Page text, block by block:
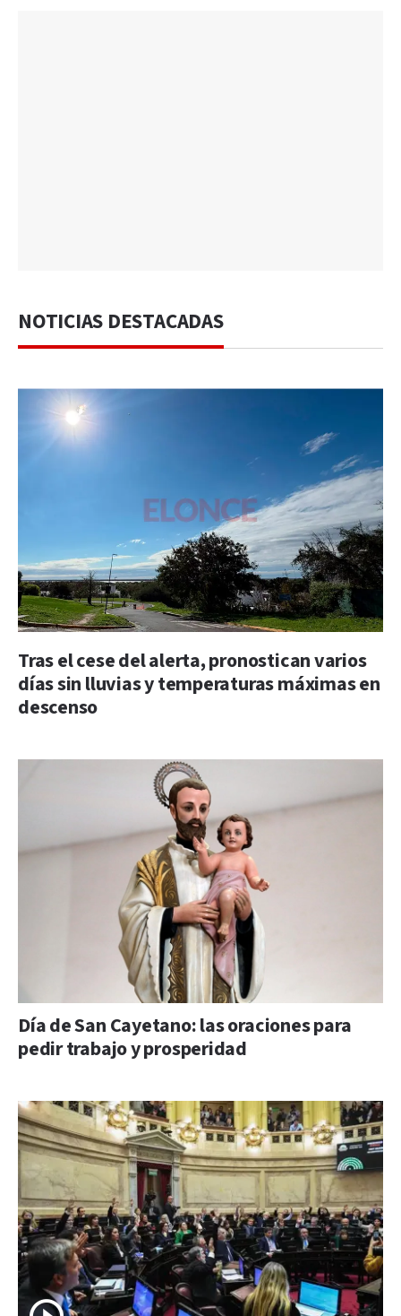
NOTICIAS DESTACADAS
Tras el cese del alerta, pronostican varios
días sin lluvias y temperaturas máximas en
descenso
Día de San Cayetano: las oraciones para
pedir trabajo y prosperidad